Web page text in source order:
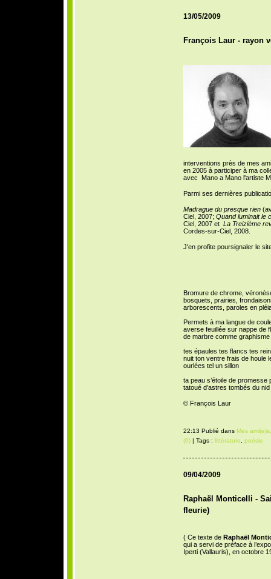
13/05/2009
François Laur - rayon
interventions près de mes
en 2005 à participer à ma
avec Mano a Mano l'artiste
Parmi ses dernières
Madrague du presque rien
Ciel, 2007; Quand luminait le
Ciel, 2007 et La Treizième
Cordes-sur-Ciel, 2008.
J'en profite poursignaler le
Bromure de chrome,
bosquets, prairies,
arborescents, paroles en
Permets à ma langue de
averse feuillée sur nappe de
de marbre comme
tes épaules tes flancs tes
nuit ton ventre frais de houle
ourlées tel un sillon
ta peau s’étoile de promesse
tatoué d’astres tombés du
© François Laur
22:13 Publié dans Mes
(0)| Tags : littérature poésie
09/04/2009
Raphaël Monticelli -
fleurie)
( Ce texte de Raphaël
qui a servi de préface à
Iperti (Vallauris), en octobre